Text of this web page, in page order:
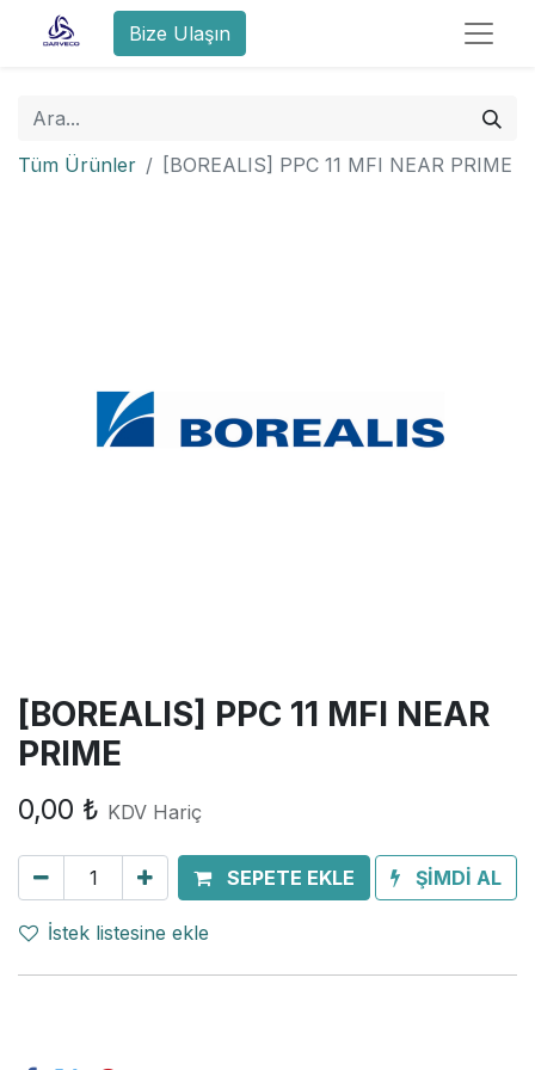
Bize Ulaşın
Tüm Ürünler [BOREALIS] PPC 11 MFI NEAR PRIME
[BOREALIS] PPC 11 MFI NEAR
PRIME
0,00 ₺ KDV Hariç
SEPETE EKLE ŞİMDİ AL
İstek listesine ekle